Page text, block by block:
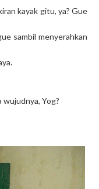
kayak gitu, ya? Gue
sambil menyerahkan
Yog?